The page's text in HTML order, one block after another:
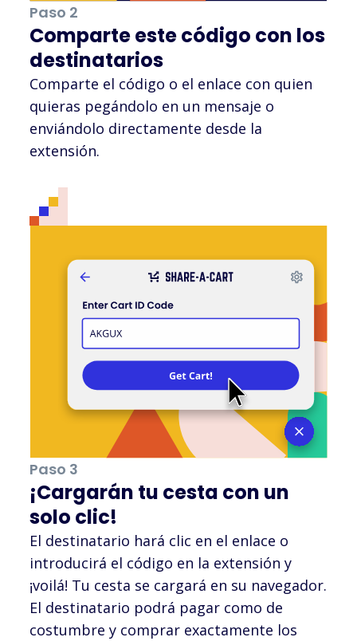
Paso 2
Comparte este código con los
destinatarios
Comparte el código o el enlace con quien
quieras pegándolo en un mensaje o
enviándolo directamente desde la
extensión.
Paso 3
¡Cargarán tu cesta con un
solo clic!
El destinatario hará clic en el enlace o
introducirá el código en la extensión y
¡voilá! Tu cesta se cargará en su navegador.
El destinatario podrá pagar como de
costumbre y comprar exactamente los